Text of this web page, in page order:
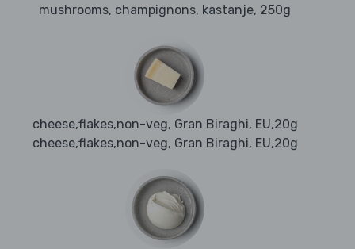
mushrooms, champignons, kastanje, 250g
cheese,flakes,non-veg, Gran Biraghi, EU,20g
cheese,flakes,non-veg, Gran Biraghi, EU,20g